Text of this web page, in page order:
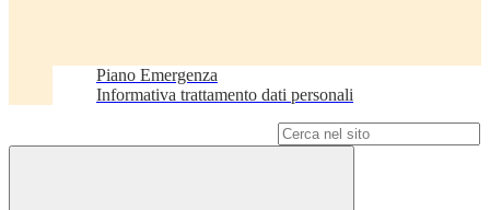
Piano Emergenza
Informativa trattamento dati personali